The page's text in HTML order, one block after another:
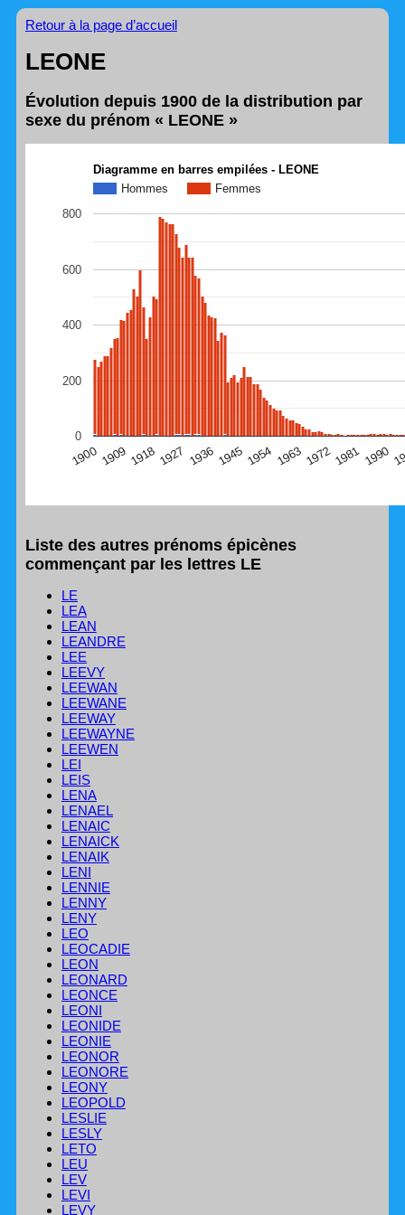
Retour à la page d’accueil
LEONE
Évolution depuis 1900 de la distribution par
sexe du prénom « LEONE »
Diagramme en barres empilées - LEONE
Hommes
Femmes
1900 1909 1918 1927 1936 1945 1954 1963 19721981 1990
0
200
400
600
800
(Graphique Google Charts, non compatible avec le
navigateur Safari en ce moment)
Liste des autres prénoms épicènes
commençant par les lettres LE
LE
LEA
LEAN
LEANDRE
LEE
LEEVY
LEEWAN
LEEWANE
LEEWAY
LEEWAYNE
LEEWEN
LEI
LEIS
LENA
LENAEL
LENAIC
LENAICK
LENAIK
LENI
LENNIE
LENNY
LENY
LEO
LEOCADIE
LEON
LEONARD
LEONCE
LEONI
LEONIDE
LEONIE
LEONOR
LEONORE
LEONY
LEOPOLD
LESLIE
LESLY
LETO
LEU
LEV
LEVI
LEVY